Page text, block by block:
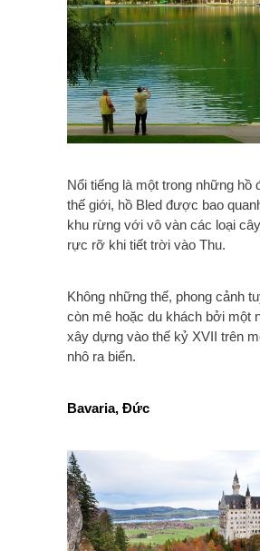
Nổi tiếng là một trong những hồ
thế giới, hồ Bled được bao
khu rừng với vô vàn các loại
rực rỡ khi tiết trời vào Thu.
Không những thế, phong cảnh
còn mê hoặc du khách bởi một
xây dựng vào thế kỷ XVII trên
nhô ra biển.
Bavaria, Đức